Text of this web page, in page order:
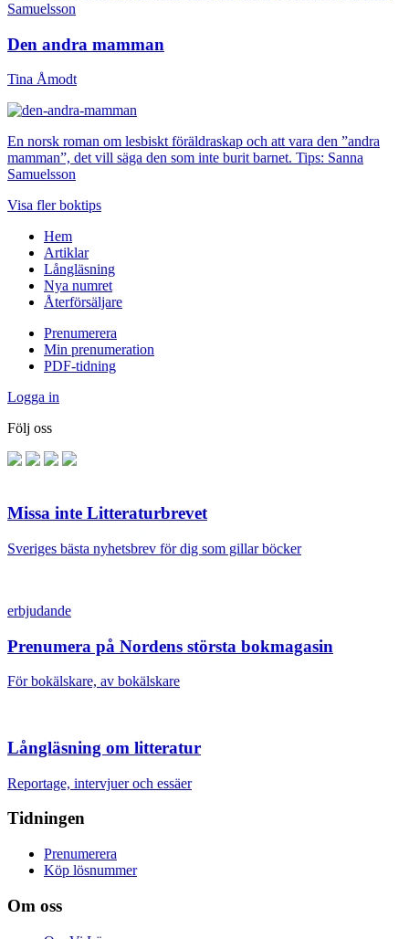
Samuelsson
Den andra mamman
Tina Åmodt
En norsk roman om lesbiskt föräldraskap och att vara den ”andra
mamman”, det vill säga den som inte burit barnet. Tips: Sanna
Samuelsson
Visa fler boktips
Hem
Artiklar
Långläsning
Nya numret
Återförsäljare
Prenumerera
Min prenumeration
PDF-tidning
Logga in
Följ oss
Missa inte Litteraturbrevet
Sveriges bästa nyhetsbrev för dig som gillar böcker
erbjudande
Prenumera på Nordens största bokmagasin
För bokälskare, av bokälskare
Långläsning om litteratur
Reportage, intervjuer och essäer
Tidningen
Prenumerera
Köp lösnummer
Om oss